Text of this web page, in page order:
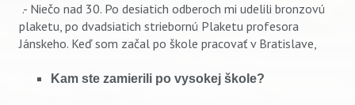
.- Niečo nad 30. Po desiatich odberoch mi udelili bronzovú
plaketu, po dvadsiatich striebornú Plaketu profesora
Jánskeho. Keď som začal po škole pracovať v Bratislave,
Kam ste zamierili po vysokej škole?